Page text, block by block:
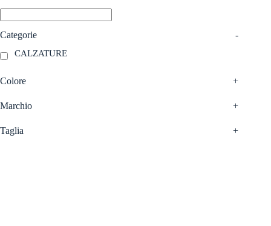
possono
essere
Categorie -
CALZATURE
Colore +
Marchio +
Taglia +